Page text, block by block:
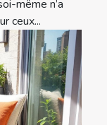
même n’a
ceux...